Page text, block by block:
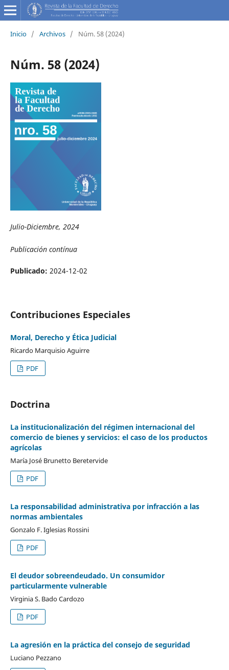
Inicio / Archivos / Núm. 58 (2024)
Núm. 58 (2024)
Julio-Diciembre, 2024
Publicación contínua
Publicado: 2024-12-02
Contribuciones Especiales
Moral, Derecho y Ética Judicial
Ricardo Marquisio Aguirre
PDF
Doctrina
La institucionalización del régimen internacional del
comercio de bienes y servicios: el caso de los productos
agrícolas
María José Brunetto Beretervide
PDF
La responsabilidad administrativa por infracción a las
normas ambientales
Gonzalo F. Iglesias Rossini
PDF
El deudor sobreendeudado. Un consumidor
particularmente vulnerable
Virginia S. Bado Cardozo
PDF
La agresión en la práctica del consejo de seguridad
Luciano Pezzano